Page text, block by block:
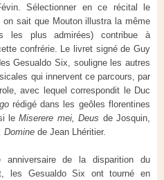
Sélectionner en ce récital le
sait que Mouton illustra la même
les plus admirées) contribue à
confrérie. Le livret signé de Guy
Gesualdo Six, souligne les autres
qui innervent ce parcours, par
avec lequel correspondit le Duc
rédigé dans les geôles florentines
leMiserere mei, Deus de Josquin,
Domine de Jean Lhéritier.
anniversaire de la disparition du
les Gesualdo Six ont tourné en